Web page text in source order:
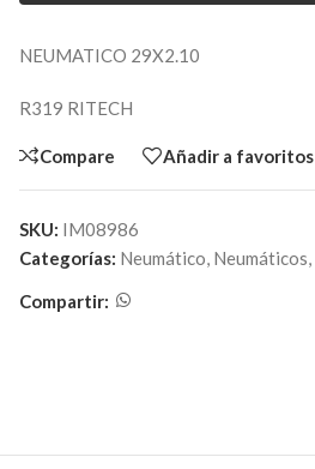
NEUMATICO 29X2.10
R319 RITECH
Compare Añadir a favoritos
SKU: IM08986
Categorías: Neumático, Neumáticos,
Compartir: